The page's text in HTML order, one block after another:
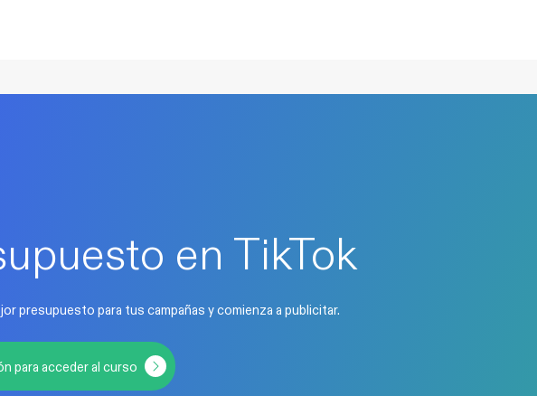
en TikTok
presupuesto para tus campañas y comienza a publicitar.
para acceder al curso